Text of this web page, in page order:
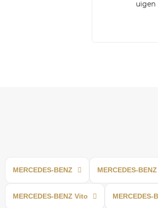
uigen
MERCEDES-BENZ MERCEDES-
MERCEDES-BENZ Vito MERCEDES-